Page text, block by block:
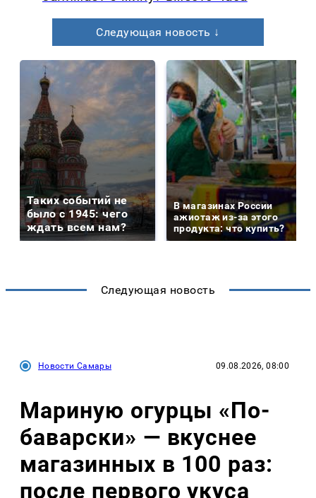
Следующая новость ↓
Таких событий не
было с 1945: чего
ждать всем нам?
В магазинах России
ажиотаж из-за этого
продукта: что купить?
Следующая новость
Новости Самары 09.08.2026, 08:00
Мариную огурцы «По-
баварски» — вкуснее
магазинных в 100 раз:
после первого укуса